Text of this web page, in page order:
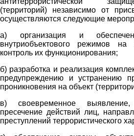
(территорий) независимо от
осуществляются следующие
а) организация и
внутриобъектового режимов на
контроль их функционирования;
б) разработка и реализация
предупреждению и устранению
проникновения на объект
в) своевременное
пресечение действий лиц,
преступлений террористического